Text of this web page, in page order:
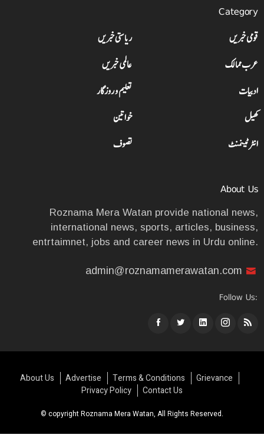
Category
قومی خبریں
ریاستی خبریں
عرب ممالک
عالمی خبریں
ادبیات
تعلیم و روزگار
کھیل
خواتین
انٹرٹینمنٹ
تصوف
About Us
Roznama Mera Watan provide national news,
international news, sports, articles, business,
entrtaimnet, jobs and career news in Urdu online.
admin@roznamamerawatan.com
Follow Us:
© copyright Roznama Mera Watan, All Rights Reserved.
About Us Advertise Terms & Conditions
Grievance
Privacy Policy
Contact Us